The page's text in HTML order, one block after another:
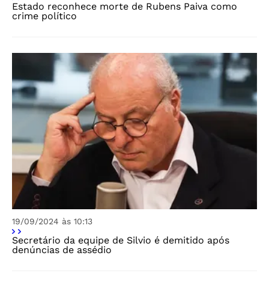
Estado reconhece morte de Rubens Paiva como
crime político
19/09/2024 às 10:13
Secretário da equipe de Silvio é demitido após
denúncias de assédio